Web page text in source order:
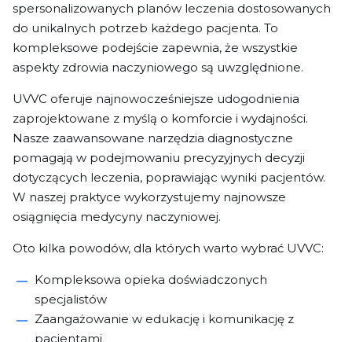
spersonalizowanych planów leczenia dostosowanych
do unikalnych potrzeb każdego pacjenta. To
kompleksowe podejście zapewnia, że wszystkie
aspekty zdrowia naczyniowego są uwzględnione.
UVVC oferuje najnowocześniejsze udogodnienia
zaprojektowane z myślą o komforcie i wydajności.
Nasze zaawansowane narzędzia diagnostyczne
pomagają w podejmowaniu precyzyjnych decyzji
dotyczących leczenia, poprawiając wyniki pacjentów.
W naszej praktyce wykorzystujemy najnowsze
osiągnięcia medycyny naczyniowej.
Oto kilka powodów, dla których warto wybrać UVVC:
Kompleksowa opieka doświadczonych
specjalistów
Zaangażowanie w edukację i komunikację z
pacjentami